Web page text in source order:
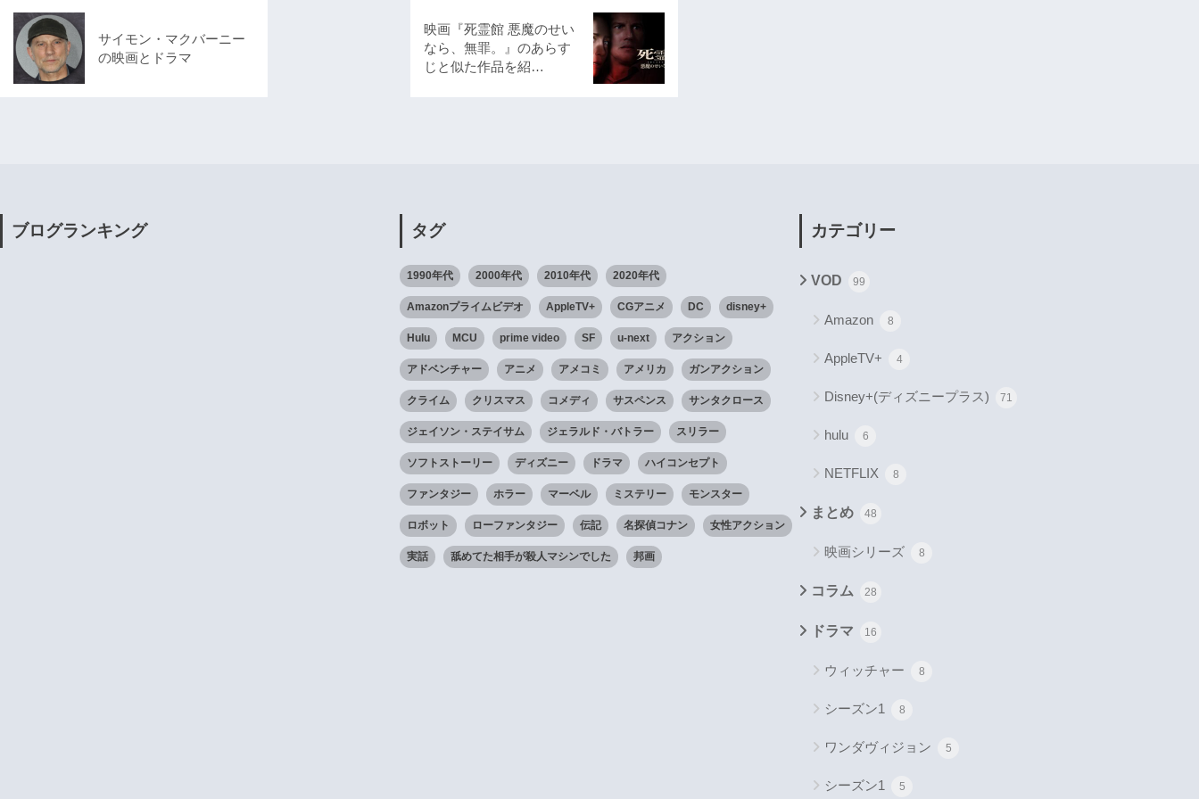
サイモン・マクバーニー
の映画とドラマ
映画『死霊館 悪魔のせい
なら、無罪。』のあらす
じと似た作品を紹…
ブログランキング タグ
1990年代 2000年代 2010年代 2020年代
Amazonプライムビデオ AppleTV+ CGアニメ DC disney+
Hulu MCU prime video SF u-next アクション
アドベンチャー アニメ アメコミ アメリカ ガンアクション
クライム クリスマス コメディ サスペンス サンタクロース
ジェイソン・ステイサム ジェラルド・バトラー スリラー
ソフトストーリー ディズニー ドラマ ハイコンセプト
ファンタジー ホラー マーベル ミステリー モンスター
ロボット ローファンタジー 伝記 名探偵コナン 女性アクション
実話 舐めてた相手が殺人マシンでした 邦画
カテゴリー
VOD 99
Amazon 8
AppleTV+ 4
Disney+(ディズニープラス) 71
hulu 6
NETFLIX 8
まとめ 48
映画シリーズ 8
コラム 28
ドラマ 16
ウィッチャー 8
シーズン1 8
ワンダヴィジョン 5
シーズン1 5